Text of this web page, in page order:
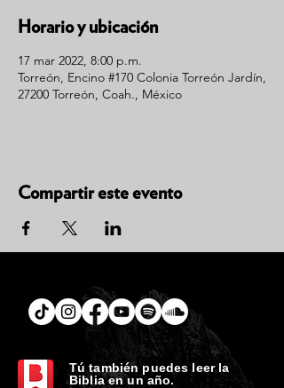
Horario y ubicación
17 mar 2022, 8:00 p.m.
Torreón, Encino #170 Colonia Torreón Jardín,
27200 Torreón, Coah., México
Compartir este evento
Tú también puedes leer la
Biblia en un año.